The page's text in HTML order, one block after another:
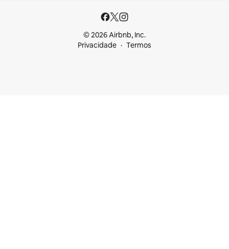
© 2026 Airbnb, Inc.
Privacidade
Termos